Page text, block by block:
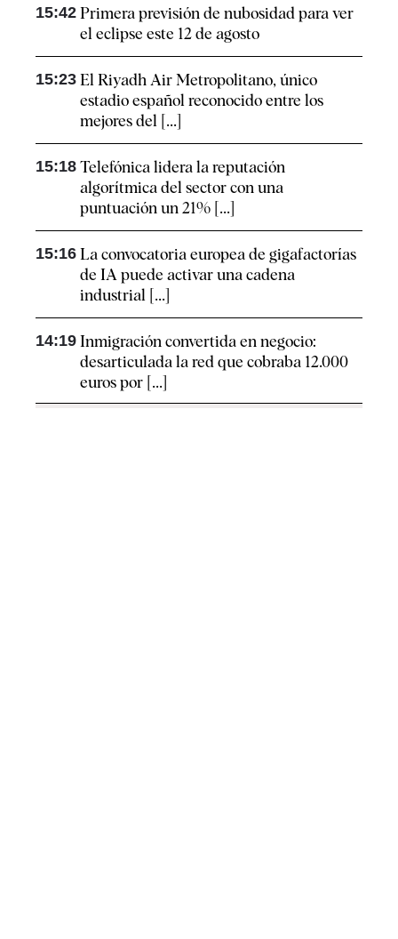
15:42 Primera previsión de nubosidad para ver
el eclipse este 12 de agosto
15:23 El Riyadh Air Metropolitano, único
estadio español reconocido entre los
mejores del [...]
15:18 Telefónica lidera la reputación
algorítmica del sector con una
puntuación un 21% [...]
15:16 La convocatoria europea de gigafactorías
de IA puede activar una cadena
industrial [...]
14:19 Inmigración convertida en negocio:
desarticulada la red que cobraba 12.000
euros por [...]